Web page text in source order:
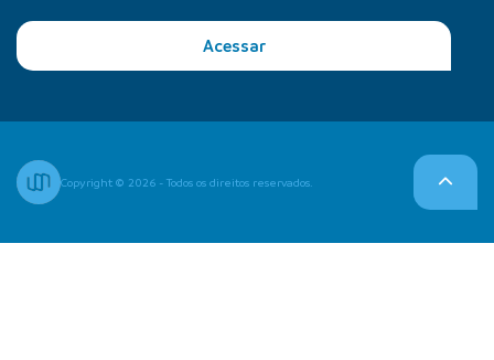
Acessar
Copyright © 2026 - Todos os direitos reservados.